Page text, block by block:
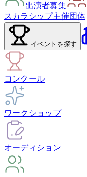
出演者募集
スカラシップ主催団体
イベント を探す
コンクール
ワークショップ
オーディション